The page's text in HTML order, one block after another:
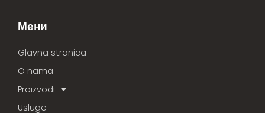
Мени
Glavna stranica
O nama
Proizvodi
Usluge